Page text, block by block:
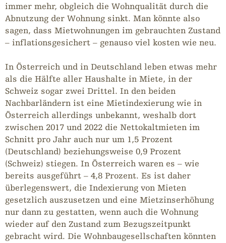
immer mehr, obgleich die Wohnqualität durch die
Abnutzung der Wohnung sinkt. Man könnte also
sagen, dass Mietwohnungen im gebrauchten Zustand
– inflationsgesichert – genauso viel kosten wie neu.
In Österreich und in Deutschland leben etwas mehr
als die Hälfte aller Haushalte in Miete, in der
Schweiz sogar zwei Drittel. In den beiden
Nachbarländern ist eine Mietindexierung wie in
Österreich allerdings unbekannt, weshalb dort
zwischen 2017 und 2022 die Nettokaltmieten im
Schnitt pro Jahr auch nur um 1,5 Prozent
(Deutschland) beziehungsweise 0,9 Prozent
(Schweiz) stiegen. In Österreich waren es – wie
bereits ausgeführt – 4,8 Prozent. Es ist daher
überlegenswert, die Indexierung von Mieten
gesetzlich auszusetzen und eine Mietzinserhöhung
nur dann zu gestatten, wenn auch die Wohnung
wieder auf den Zustand zum Bezugszeitpunkt
gebracht wird. Die Wohnbaugesellschaften könnten